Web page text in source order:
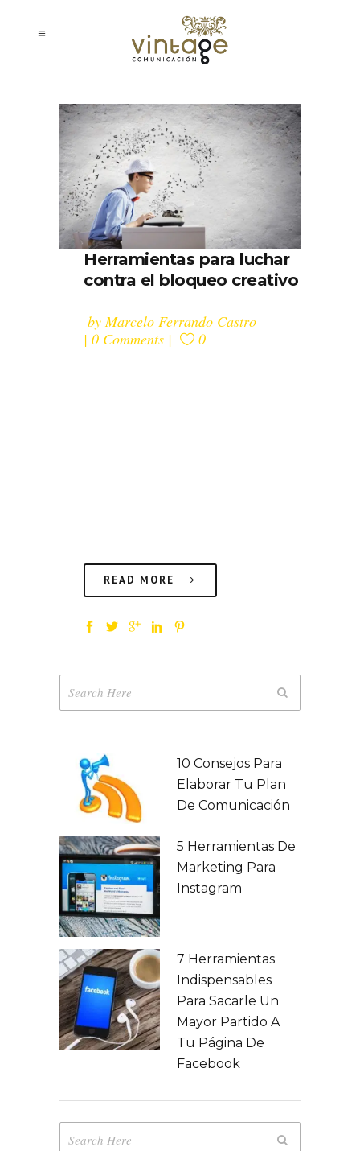
Herramientas para luchar
contra el bloqueo creativo
byMarcelo Ferrando Castro
0 Comments
0
READ MORE
10 Consejos Para
Elaborar Tu Plan
De Comunicación
5 Herramientas De
Marketing Para
Instagram
7 Herramientas
Indispensables
Para Sacarle Un
Mayor Partido A
Tu Página De
Facebook